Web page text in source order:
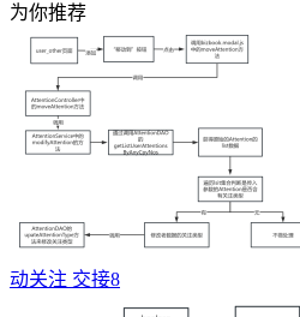
为你推荐
动关注 交接8